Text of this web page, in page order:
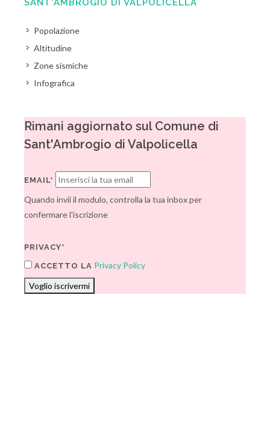
SANT'AMBROGIO DI VALPOLICELLA
Popolazione
Altitudine
Zone sismiche
Infografica
Rimani aggiornato sul Comune di
Sant'Ambrogio di Valpolicella
EMAIL*
Quando invii il modulo, controlla la tua inbox per
confermare l'iscrizione
PRIVACY*
ACCETTO LA Privacy Policy
Voglio iscrivermi